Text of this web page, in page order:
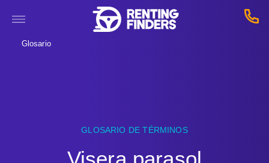
Glosario
GLOSARIO DE TÉRMINOS